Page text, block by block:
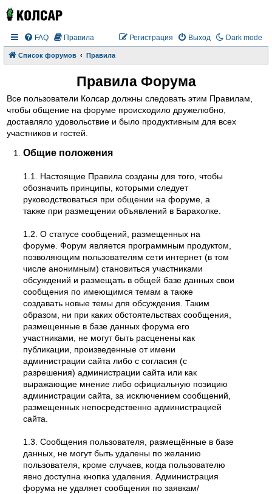
Dark mode
FAQ Правила Выход
Регистрация
Список форумов Правила
Правила Форума
Все пользователи Колсар должны следовать этим Правилам,
чтобы общение на форуме происходило дружелюбно,
доставляло удовольствие и было продуктивным для всех
участников и гостей.
Общие положения
1.1. Настоящие Правила созданы для того, чтобы
обозначить принципы, которыми следует
руководствоваться при общении на форуме, а
также при размещении объявлений в Барахолке.
1.2. О статусе сообщений, размещенных на
форуме. Форум является программным продуктом,
позволяющим пользователям сети интернет (в том
числе анонимным) становиться участниками
обсуждений и размещать в общей базе данных свои
сообщения по имеющимся темам а также
создавать новые темы для обсуждения. Таким
образом, ни при каких обстоятельствах сообщения,
размещенные в базе данных форума его
участниками, не могут быть расценены как
публикации, произведенные от имени
администрации сайта либо с согласия (с
разрешения) администрации сайта или как
выражающие мнение либо официальную позицию
администрации сайта, за исключением сообщений,
размещенных непосредственно администрацией
сайта.
1.3. Сообщения пользователя, размещённые в базе
данных, не могут быть удалены по желанию
пользователя, кроме случаев, когда пользователю
явно доступна кнопка удаления. Администрация
форума не удаляет сообщения по заявкам/